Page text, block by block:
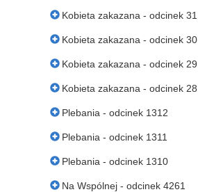
Kobieta zakazana - odcinek 31
Kobieta zakazana - odcinek 30
Kobieta zakazana - odcinek 29
Kobieta zakazana - odcinek 28
Plebania - odcinek 1312
Plebania - odcinek 1311
Plebania - odcinek 1310
Na Wspólnej - odcinek 4261